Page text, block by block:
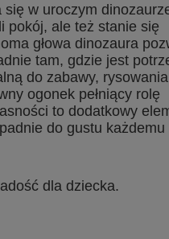
w uroczym
pokój, ale też stanie się
głowa dinozaura
tam, gdzie jest
do zabawy,
ogonek pełniący rolę
to dodatkowy
do gustu każdemu
dla dziecka.